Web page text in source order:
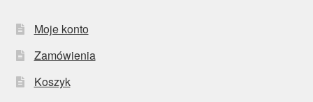
Moje konto
Zamówienia
Koszyk